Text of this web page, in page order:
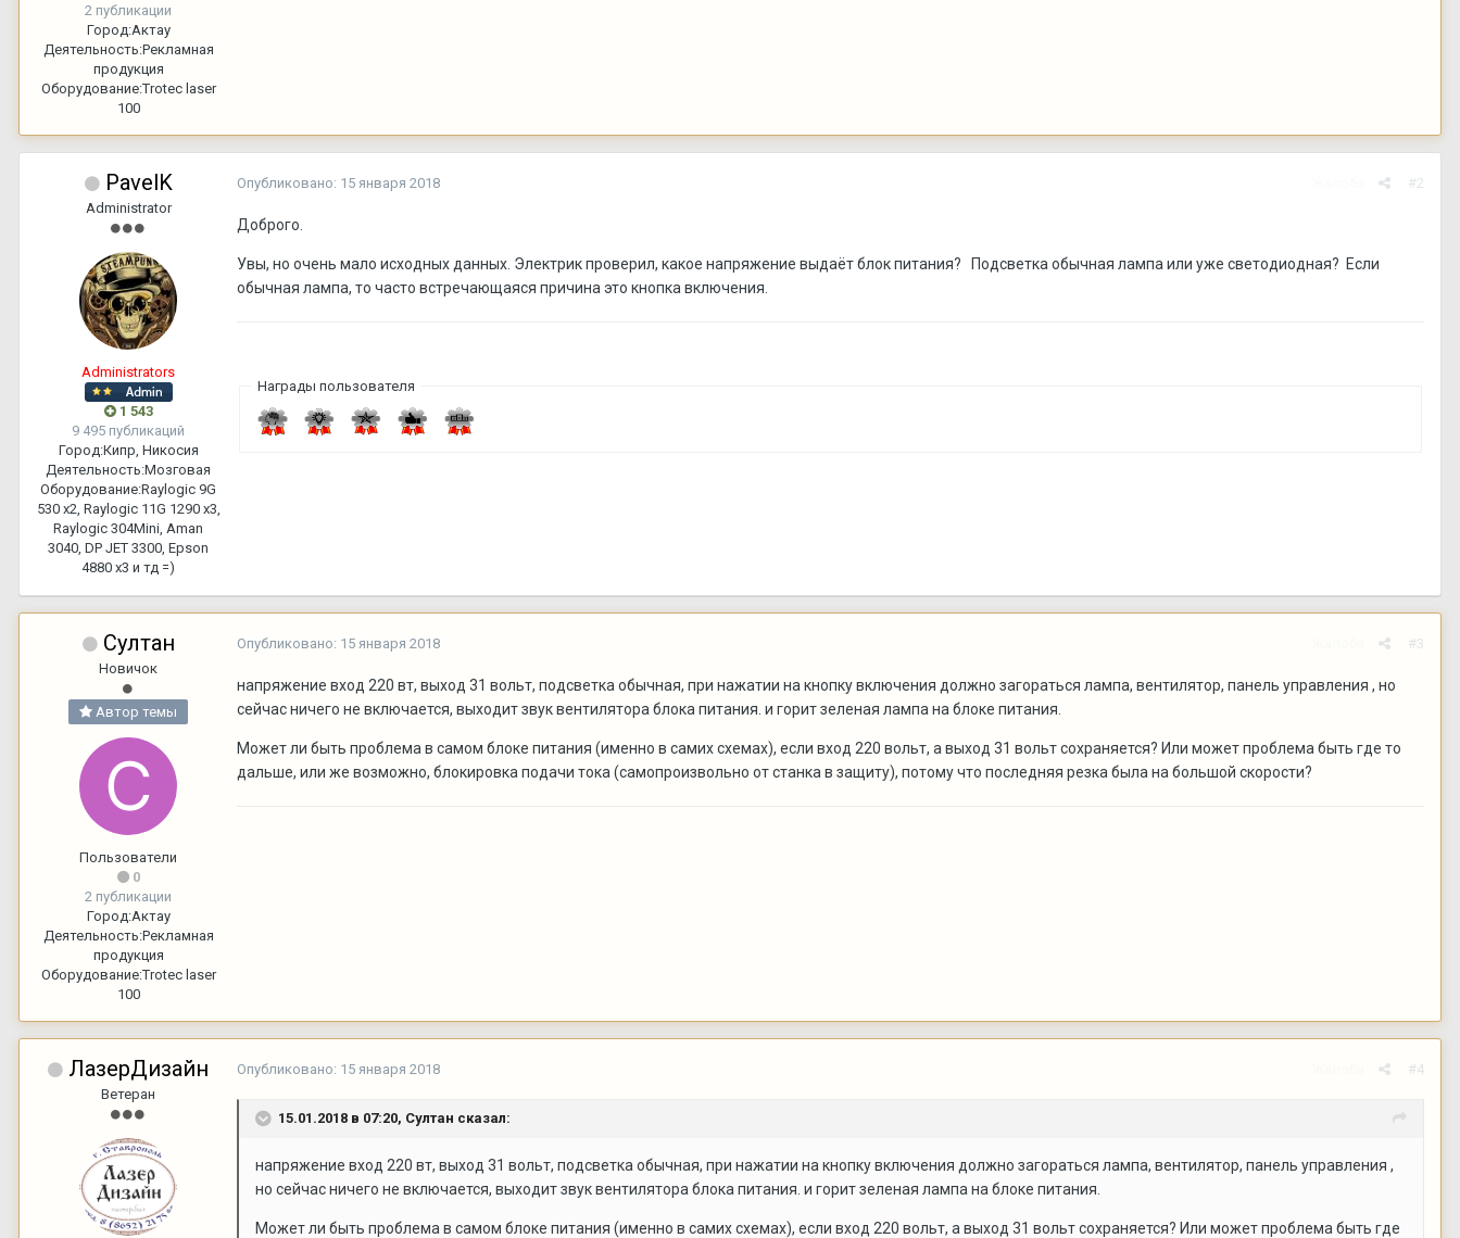
2 публикации
Город:Актау
Деятельность:Рекламная
продукция
Оборудование:Trotec laser
100
PavelK
Administrator
Administrators
1 543
9 495 публикаций
Город:Кипр, Никосия
Деятельность:Мозговая
Оборудование:Raylogic 9G
530 х2, Raylogic 11G 1290 х3,
Raylogic 304Mini, Aman
3040, DP JET 3300, Epson
4880 x3 и тд =)
#2
Опубликовано: 15 января 2018
Доброго.
Увы, но очень мало исходных данных. Электрик проверил, какое напряжение выдаёт блок питания? Подсветка обычная лампа или уже светодиодная? Если
обычная лампа, то часто встречающаяся причина это кнопка включения.
Награды пользователя
Султан
Новичок
Автор темы
Пользователи
0
2 публикации
Город:Актау
Деятельность:Рекламная
продукция
Оборудование:Trotec laser
100
#3
Опубликовано: 15 января 2018
напряжение вход 220 вт, выход 31 вольт, подсветка обычная, при нажатии на кнопку включения должно загораться лампа, вентилятор, панель управления , но
сейчас ничего не включается, выходит звук вентилятора блока питания. и горит зеленая лампа на блоке питания.
Может ли быть проблема в самом блоке питания (именно в самих схемах), если вход 220 вольт, а выход 31 вольт сохраняется? Или может проблема быть где то
дальше, или же возможно, блокировка подачи тока (самопроизвольно от станка в защиту), потому что последняя резка была на большой скорости?
ЛазерДизайн
Ветеран
#4
Опубликовано: 15 января 2018
15.01.2018 в 07:20, Султан сказал:
напряжение вход 220 вт, выход 31 вольт, подсветка обычная, при нажатии на кнопку включения должно загораться лампа, вентилятор, панель управления ,
но сейчас ничего не включается, выходит звук вентилятора блока питания. и горит зеленая лампа на блоке питания.
Может ли быть проблема в самом блоке питания (именно в самих схемах), если вход 220 вольт, а выход 31 вольт сохраняется? Или может проблема быть где